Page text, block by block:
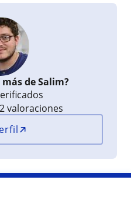
de Salim?
valoraciones